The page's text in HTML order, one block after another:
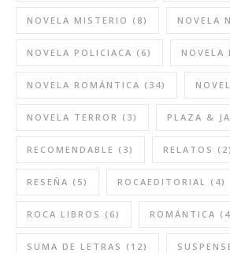
NOVELA MISTERIO (8) NOVELA
NOVELA POLICIACA (6) NOVELA
NOVELA ROMÁNTICA (34)
NOVELA TERROR (3) PLAZA &
RECOMENDABLE (3) RELATOS (2)
RESEÑA (5) ROCAEDITORIAL (4)
ROCA LIBROS (6) ROMÁNTICA
SUMA DE LETRAS (12)